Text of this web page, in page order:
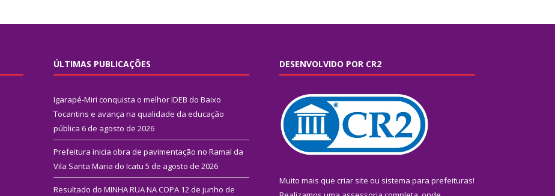
ÚLTIMAS PUBLICAÇÕES
Igarapé-Miri conquista o melhor IDEB do Baixo
Tocantins e avança na qualidade da educação
pública 6 de agosto de 2026
Prefeitura inicia obra de pavimentação no Ramal da
Vila Santa Maria do Icatu 5 de agosto de 2026
Resultado do MINHA RUA NA COPA 12 de junho de
DESENVOLVIDO POR CR2
Muito mais que criar site ou sistema para prefeituras!